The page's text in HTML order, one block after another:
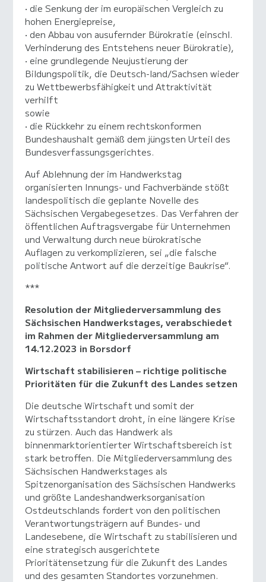
• die Senkung der im europäischen Vergleich zu
hohen Energiepreise,
• den Abbau von ausufernder Bürokratie (einschl.
Verhinderung des Entstehens neuer Bürokratie),
• eine grundlegende Neujustierung der
Bildungspolitik, die Deutsch-land/Sachsen wieder
zu Wettbewerbsfähigkeit und Attraktivität
verhilft
sowie
• die Rückkehr zu einem rechtskonformen
Bundeshaushalt gemäß dem jüngsten Urteil des
Bundesverfassungsgerichtes.
Auf Ablehnung der im Handwerkstag
organisierten Innungs- und Fachverbände stößt
landespolitisch die geplante Novelle des
Sächsischen Vergabegesetzes. Das Verfahren der
öffentlichen Auftragsvergabe für Unternehmen
und Verwaltung durch neue bürokratische
Auflagen zu verkomplizieren, sei „die falsche
politische Antwort auf die derzeitige Baukrise“.
***
Resolution der Mitgliederversammlung des
Sächsischen Handwerkstages, verabschiedet
im Rahmen der Mitgliederversammlung am
14.12.2023 in Borsdorf
Wirtschaft stabilisieren – richtige politische
Prioritäten für die Zukunft des Landes setzen
Die deutsche Wirtschaft und somit der
Wirtschaftsstandort droht, in eine längere Krise
zu stürzen. Auch das Handwerk als
binnenmarktorientierter Wirtschaftsbereich ist
stark betroffen. Die Mitgliederversammlung des
Sächsischen Handwerkstages als
Spitzenorganisation des Sächsischen Handwerks
und größte Landeshandwerksorganisation
Ostdeutschlands fordert von den politischen
Verantwortungsträgern auf Bundes- und
Landesebene, die Wirtschaft zu stabilisieren und
eine strategisch ausgerichtete
Prioritätensetzung für die Zukunft des Landes
und des gesamten Standortes vorzunehmen.